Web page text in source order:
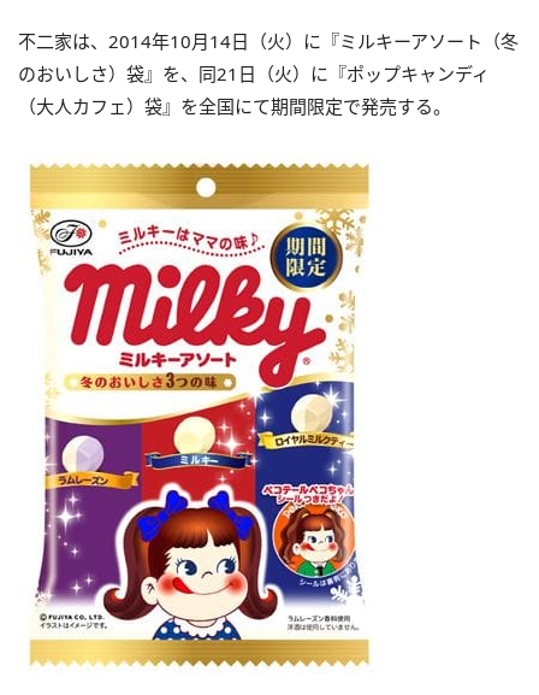
不二家は、2014年10月14日（火）に『ミルキーアソート（冬
のおいしさ）袋』を、同21日（火）に『ポップキャンディ
（大人カフェ）袋』を全国にて期間限定で発売する。